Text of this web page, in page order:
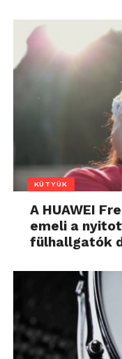
KÜTYÜK
A HUAWEI
emeli a
fülhallgatók